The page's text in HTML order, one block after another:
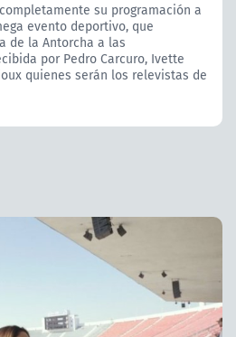
su programación a
evento deportivo, que
de la Antorcha a las
por Pedro Carcuro, Ivette
quienes serán los relevistas de